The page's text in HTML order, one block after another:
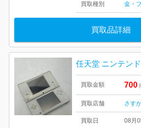
買取種別 金・
買取品詳細
任天堂 ニンテン
買取金額 700
買取店舗 さす
買取日 08月